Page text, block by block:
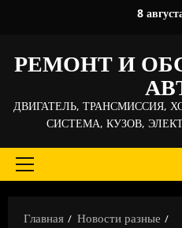
8
РЕМОНТ И
ДВИГАТЕЛЬ, ТРАНСМИССИЯ,
СИСТЕМА, КУЗОВ,
Основное
Главная
Новости разные